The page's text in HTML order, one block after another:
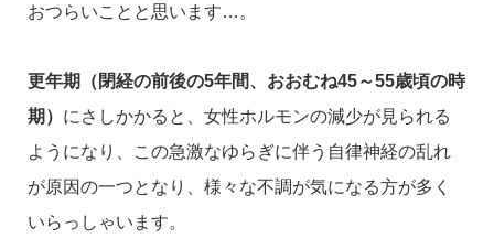
おつらいことと思います…。
更年期（閉経の前後の5年間、おおむね45～55歳頃の時
期） にさしかかると、女性ホルモンの減少が見られる
ようになり、この急激なゆらぎに伴う自律神経の乱れ
が原因の一つとなり、様々な不調が気になる方が多く
いらっしゃいます。